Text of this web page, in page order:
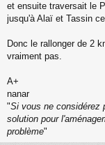
g
e
o
n
et ensuite traversait le
jusqu'à Alaï et Tassin
Donc le rallonger de 2
vraiment pas.
A+
nanar
"Si vous ne considérez
solution pour
problème"